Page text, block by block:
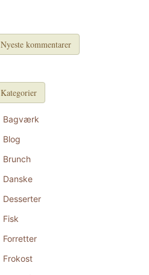
Nyeste kommentarer
Kategorier
Bagværk
Blog
Brunch
Danske
Desserter
Fisk
Forretter
Frokost